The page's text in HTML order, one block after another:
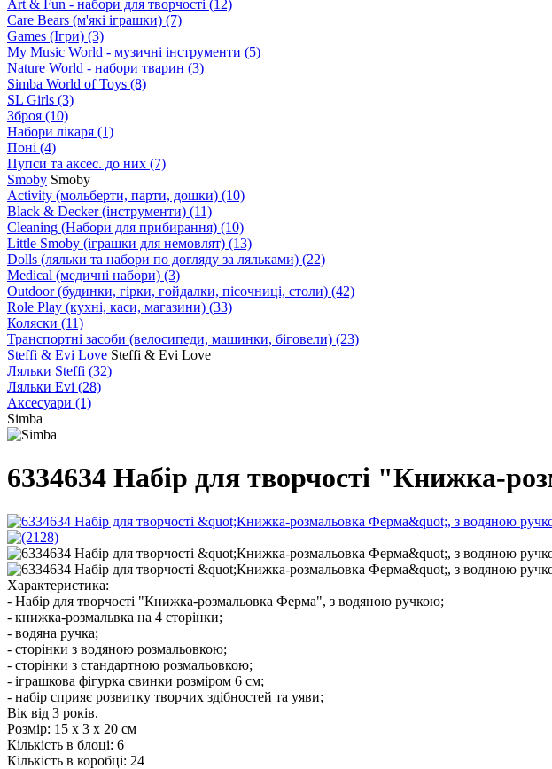
Art & Fun - набори для творчості (12)
Care Bears (м'які іграшки) (7)
Games (Ігри) (3)
My Music World - музичні інструменти (5)
Nature World - набори тварин (3)
Simba World of Toys (8)
SL Girls (3)
Зброя (10)
Набори лікаря (1)
Поні (4)
Пупси та аксес. до них (7)
Smoby Smoby
Аctivity (мольберти, парти, дошки) (10)
Black & Decker (інструменти) (11)
Cleaning (Набори для прибирання) (10)
Little Smoby (іграшки для немовлят) (13)
Dolls (ляльки та набори по догляду за ляльками) (22)
Medical (медичні набори) (3)
Outdoor (будинки, гірки, гойдалки, пісочниці, столи) (42)
Role Play (кухні, каси, магазини) (33)
Коляски (11)
Транспортні засоби (велосипеди, машинки, біговели) (23)
Steffi & Evi Love Steffi & Evi Love
Ляльки Steffi (32)
Ляльки Evi (28)
Аксесуари (1)
Simba
6334634 Набір для творчості "Книжка-
Характеристика:
- Набір для творчості "Книжка-розмальовка Ферма", з водяною ручкою;
- книжка-розмальвка на 4 сторінки;
- водяна ручка;
- сторінки з водяною розмальовкою;
- сторінки з стандартною розмальовкою;
- іграшкова фігурка свинки розміром 6 см;
- набір сприяє розвитку творчих здібностей та уяви;
Вік від 3 років.
Розмір: 15 х 3 х 20 см
Кількість в блоці: 6
Кількість в коробці: 24